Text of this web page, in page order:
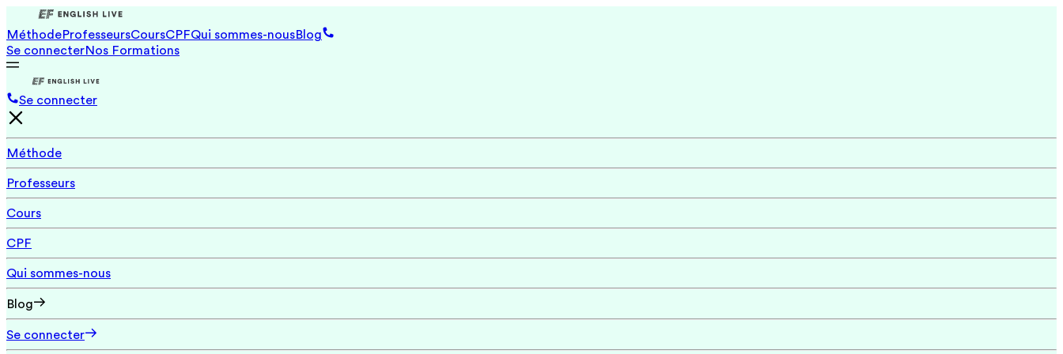
MéthodeProfesseursCoursCPFQui sommes-nousBlog
Se connecterNos Formations
Se connecter
Méthode
Professeurs
Cours
CPF
Qui sommes-nous
Blog
Se connecter